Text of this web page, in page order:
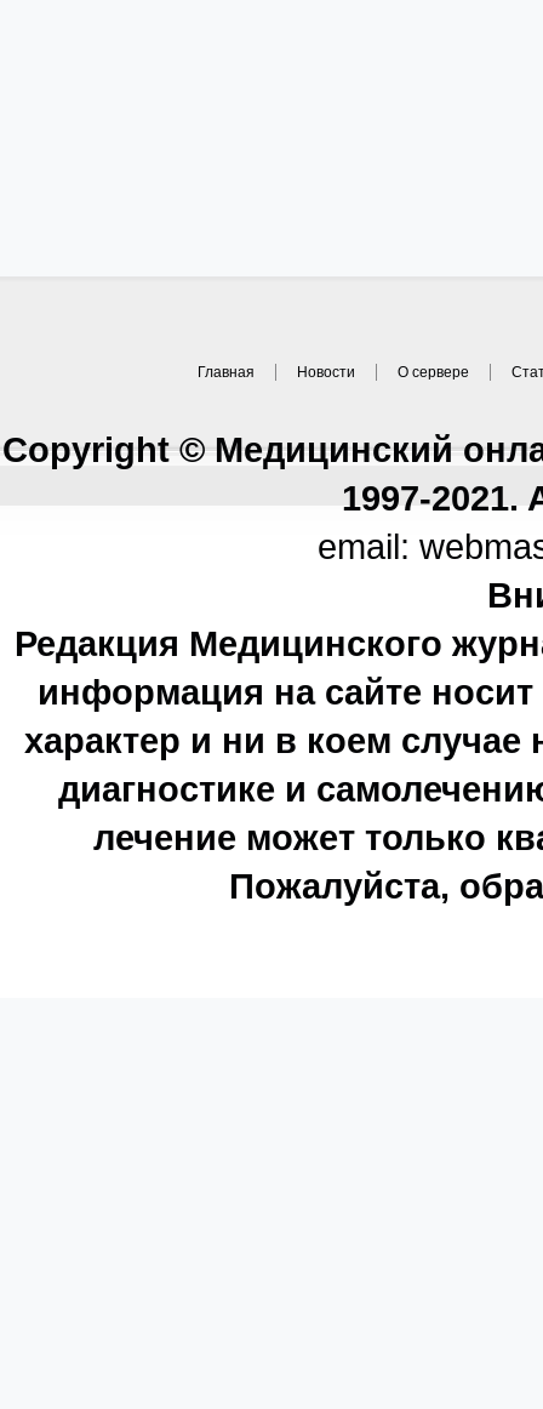
Главная Новости О сервере
Copyright © Медицинский
1997-2021.
email:
Редакция Медицинского
информация на сайте
характер и ни в коем
диагностике и
лечение может только
Пожалуйста,